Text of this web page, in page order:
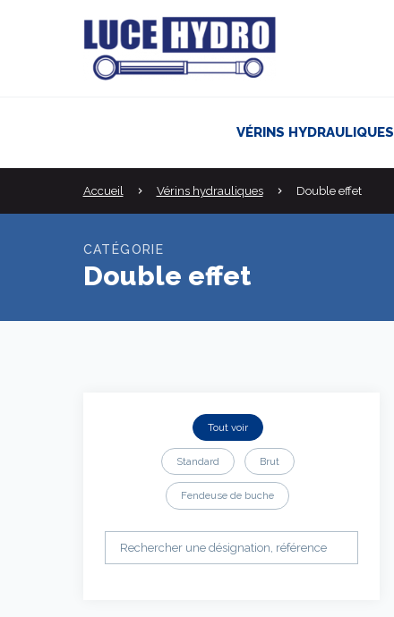
VÉRINS HYDRAULIQUES
Accueil Vérins hydrauliques Double effet
CATÉGORIE
Double effet
Tout voir
Standard Brut
Fendeuse de buche